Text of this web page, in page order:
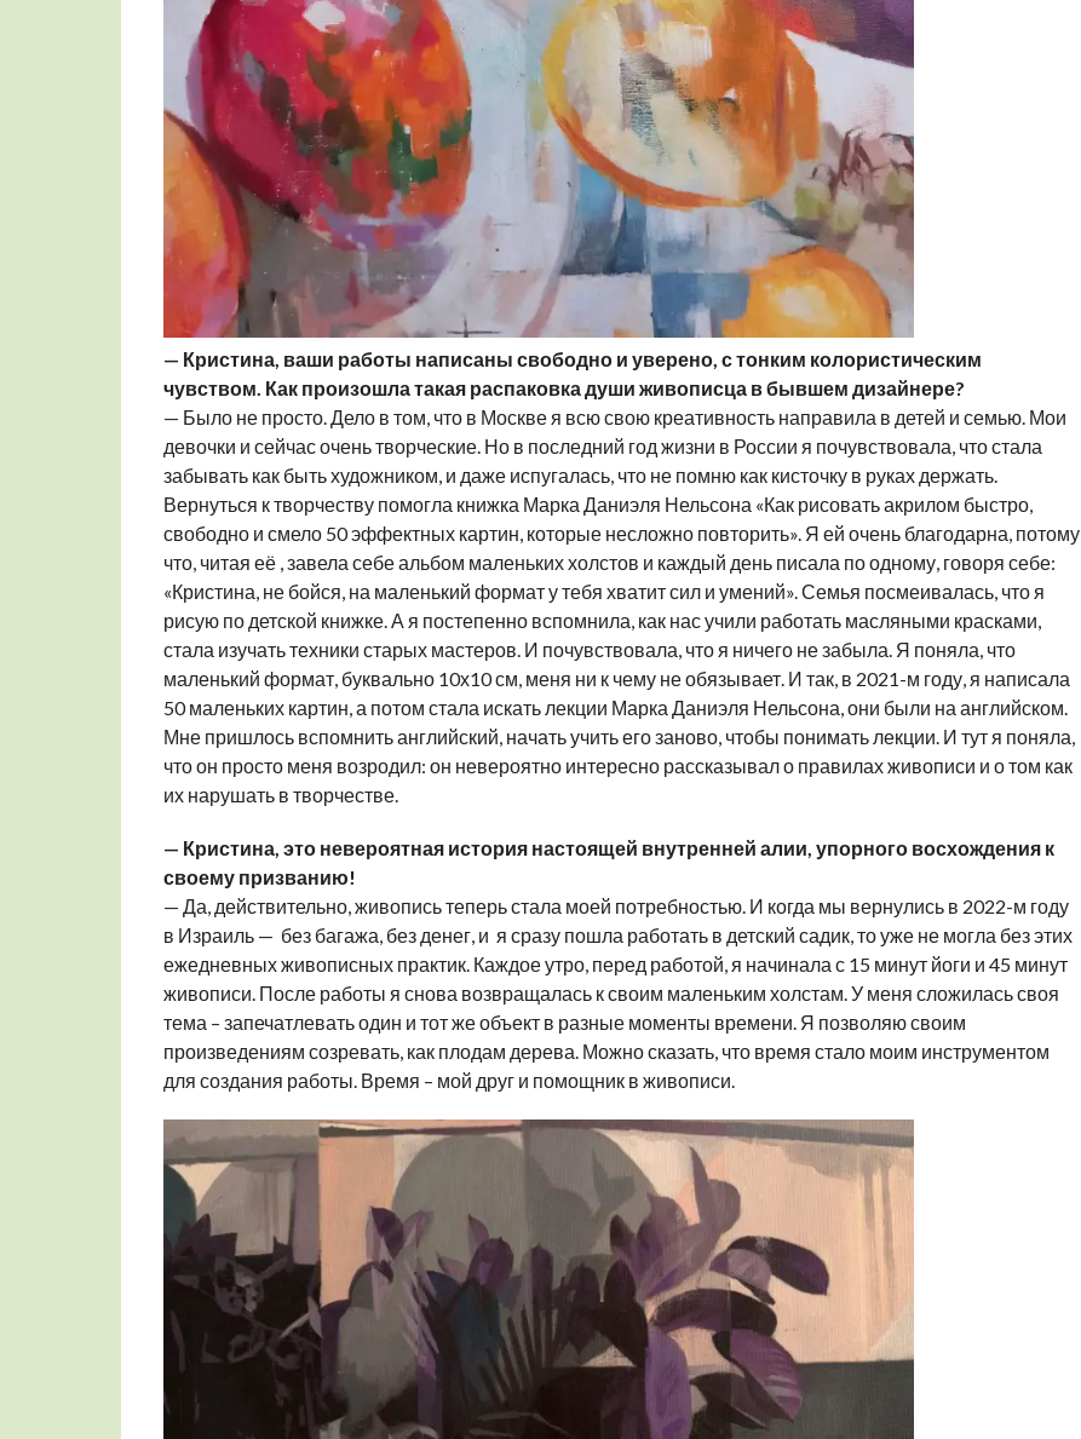
— Кристина, ваши работы написаны свободно и уверено, с тонким колористическим
чувством. Как произошла такая распаковка души живописца в бывшем дизайнере?
— Было не просто. Дело в том, что в Москве я всю свою креативность направила в детей и семью. Мои
девочки и сейчас очень творческие. Но в последний год жизни в России я почувствовала, что стала
забывать как быть художником, и даже испугалась, что не помню как кисточку в руках держать.
Вернуться к творчеству помогла книжка Марка Даниэля Нельсона «Как рисовать акрилом быстро,
свободно и смело 50 эффектных картин, которые несложно повторить». Я ей очень благодарна, потому
что, читая её , завела себе альбом маленьких холстов и каждый день писала по одному, говоря себе:
«Кристина, не бойся, на маленький формат у тебя хватит сил и умений». Семья посмеивалась, что я
рисую по детской книжке. А я постепенно вспомнила, как нас учили работать масляными красками,
стала изучать техники старых мастеров. И почувствовала, что я ничего не забыла. Я поняла, что
маленький формат, буквально 10х10 см, меня ни к чему не обязывает. И так, в 2021-м году, я написала
50 маленьких картин, а потом стала искать лекции Марка Даниэля Нельсона, они были на английском.
Мне пришлось вспомнить английский, начать учить его заново, чтобы понимать лекции. И тут я поняла,
что он просто меня возродил: он невероятно интересно рассказывал о правилах живописи и о том как
их нарушать в творчестве.
— Кристина, это невероятная история настоящей внутренней алии, упорного восхождения к
своему призванию!
— Да, действительно, живопись теперь стала моей потребностью. И когда мы вернулись в 2022-м году
в Израиль — без багажа, без денег, и я сразу пошла работать в детский садик, то уже не могла без этих
ежедневных живописных практик. Каждое утро, перед работой, я начинала с 15 минут йоги и 45 минут
живописи. После работы я снова возвращалась к своим маленьким холстам. У меня сложилась своя
тема – запечатлевать один и тот же объект в разные моменты времени. Я позволяю своим
произведениям созревать, как плодам дерева. Можно сказать, что время стало моим инструментом
для создания работы. Время – мой друг и помощник в живописи.